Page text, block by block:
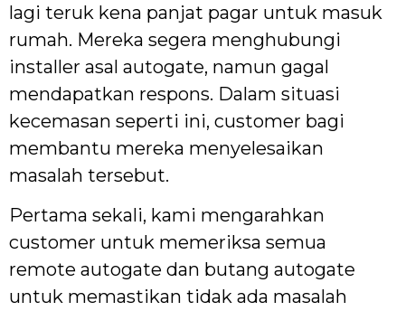
lagi teruk kena panjat pagar untuk masuk
rumah. Mereka segera menghubungi
installer asal autogate, namun gagal
mendapatkan respons. Dalam situasi
kecemasan seperti ini, customer bagi
membantu mereka menyelesaikan
masalah tersebut.
Pertama sekali, kami mengarahkan
customer untuk memeriksa semua
remote autogate dan butang autogate
untuk memastikan tidak ada masalah